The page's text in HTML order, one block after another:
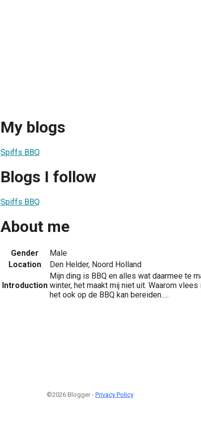
My blogs
Spiffs BBQ
Blogs I follow
Spiffs BBQ
About me
Gender
Male
Location
Den Helder, Noord Holland
Introduction
Mijn ding is BBQ en alles wat daarmee te
winter, het maakt mij niet uit. Waarom
het ook op de BBQ kan bereiden.....
©2026 Blogger - Privacy Policy